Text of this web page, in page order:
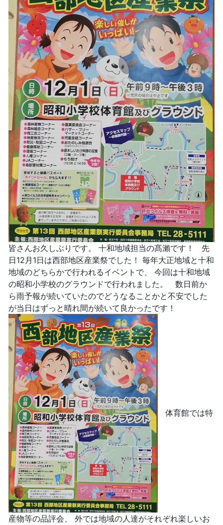
皆さんお久しぶりです。 十和地域担当の髙瀨です！ 先
日12月1日は西部地区産業祭でした！ 毎年大正地域と十和
地域のどちらかで行われるイベントで、 今回は十和地域
の昭和小学校のグラウンドで行われました。 数日前か
ら雨予報が続いていたのでどうなることかと不安でした
が当日はずっと晴れ間が続いて良かったです！
体育館では特
産物等の品評会、 外では地域の人達がそれぞれ楽しいお